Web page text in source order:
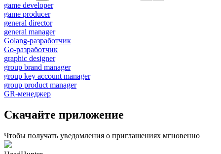
game developer
game producer
general director
general manager
Golang-разработчик
Go-разработчик
graphic designer
group brand manager
group key account manager
group product manager
GR-менеджер
Скачайте приложение
Чтобы получать уведомления о приглашениях мгновенно